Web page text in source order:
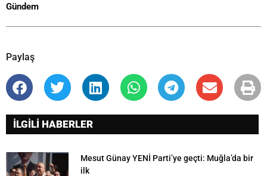
Gündem
Paylaş
İLGİLİ HABERLER
Mesut Günay YENİ Parti’ye geçti: Muğla’da bir
ilk